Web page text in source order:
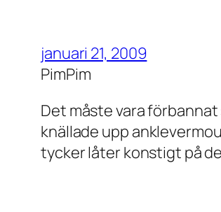
januari 21, 2009
PimPim
Det måste vara
knällade upp
tycker låter konstigt på